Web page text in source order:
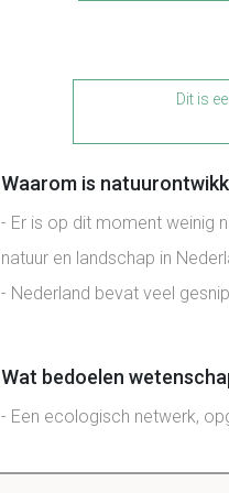
Dit is
Waarom is
- Er is op dit moment weinig
natuur en landschap in
- Nederland bevat veel
Wat bedoelen
- Een ecologisch netwerk,